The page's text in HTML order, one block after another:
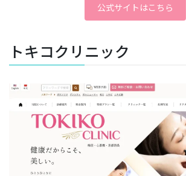
公式サイトはこちら
トキコクリニック